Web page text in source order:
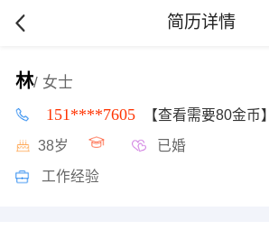
简历详情
林/ 女士
151****7605 【查看需要80金币】
38岁 已婚
工作经验